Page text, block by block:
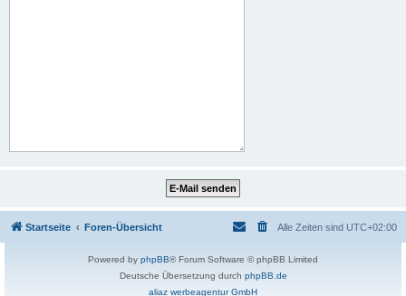
Startseite Foren-Übersicht Alle Zeiten sind UTC+02:00
Powered by phpBB® Forum Software © phpBB Limited
Deutsche Übersetzung durch phpBB.de
aliaz werbeagentur GmbH